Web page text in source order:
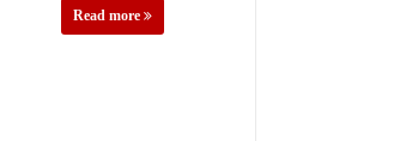
Read more